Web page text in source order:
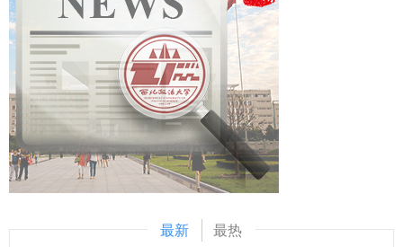
际调解院的成功运作，体现了我国积极参与并推动全球法治文
明交流互鉴、维护国际公平正义的大国担当。近年来，中国持
续支持最高人民法院、商务部等有关部门以及各国际商事调解
机构，协力推进多元化国际争议解决事业的良性发展。西北政
法大学作为我国法学教育的重镇，正持续加强涉外法治学科建
设力度，努力培养具有国际视野、通晓国际规则的法治人才。
单文华教授被正式指派为国际调解院调解员，将进一步促进两
校与国际调解院在法学研究、人才培养及国际法治合作等方面
线，从考试不作弊、论文不抄袭等日常做起，为未来从事高诚
信要求的职业打好根基；要着眼长远发展，克服急功近利心
态，在法商融合的实践中成长为堪当重任的时代新人。 本次
党课紧扣实际、案例翔实，进一步深化了学生党员对正确政绩
观的理解和把握，激励大家以实干担当书写青春答卷。与会学
生党员纷纷表示，将以此次党课为契机，把学习成效转化为勤
学笃行、服务同学、奉献社会的实际行动，以青春担当为学校
和学院高质量发展贡献智慧与力量。 （供稿：商学院（管理
学院） 撰稿：张琪 审核：燕楠）
最新 最热